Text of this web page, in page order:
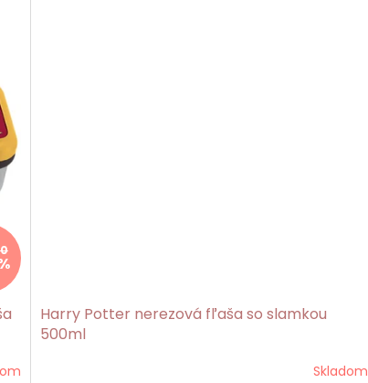
Harry Potter nerezová fľaša so slamkou
500ml
Skladom